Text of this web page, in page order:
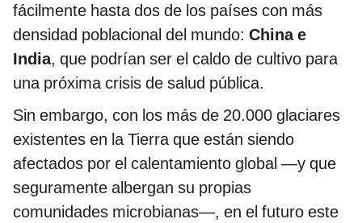
fácilmente hasta dos de los países con más
densidad poblacional del mundo: China e
India, que podrían ser el caldo de cultivo para
una próxima crisis de salud pública.
Sin embargo, con los más de 20.000 glaciares
existentes en la Tierra que están siendo
afectados por el calentamiento global —y que
seguramente albergan su propias
comunidades microbianas—, en el futuro este